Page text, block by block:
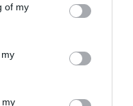
You may click to
its third-party tags to
in below Google
of my
my
χορό έβγαλε
και αν πήδηξε σε
εφόσον είναι